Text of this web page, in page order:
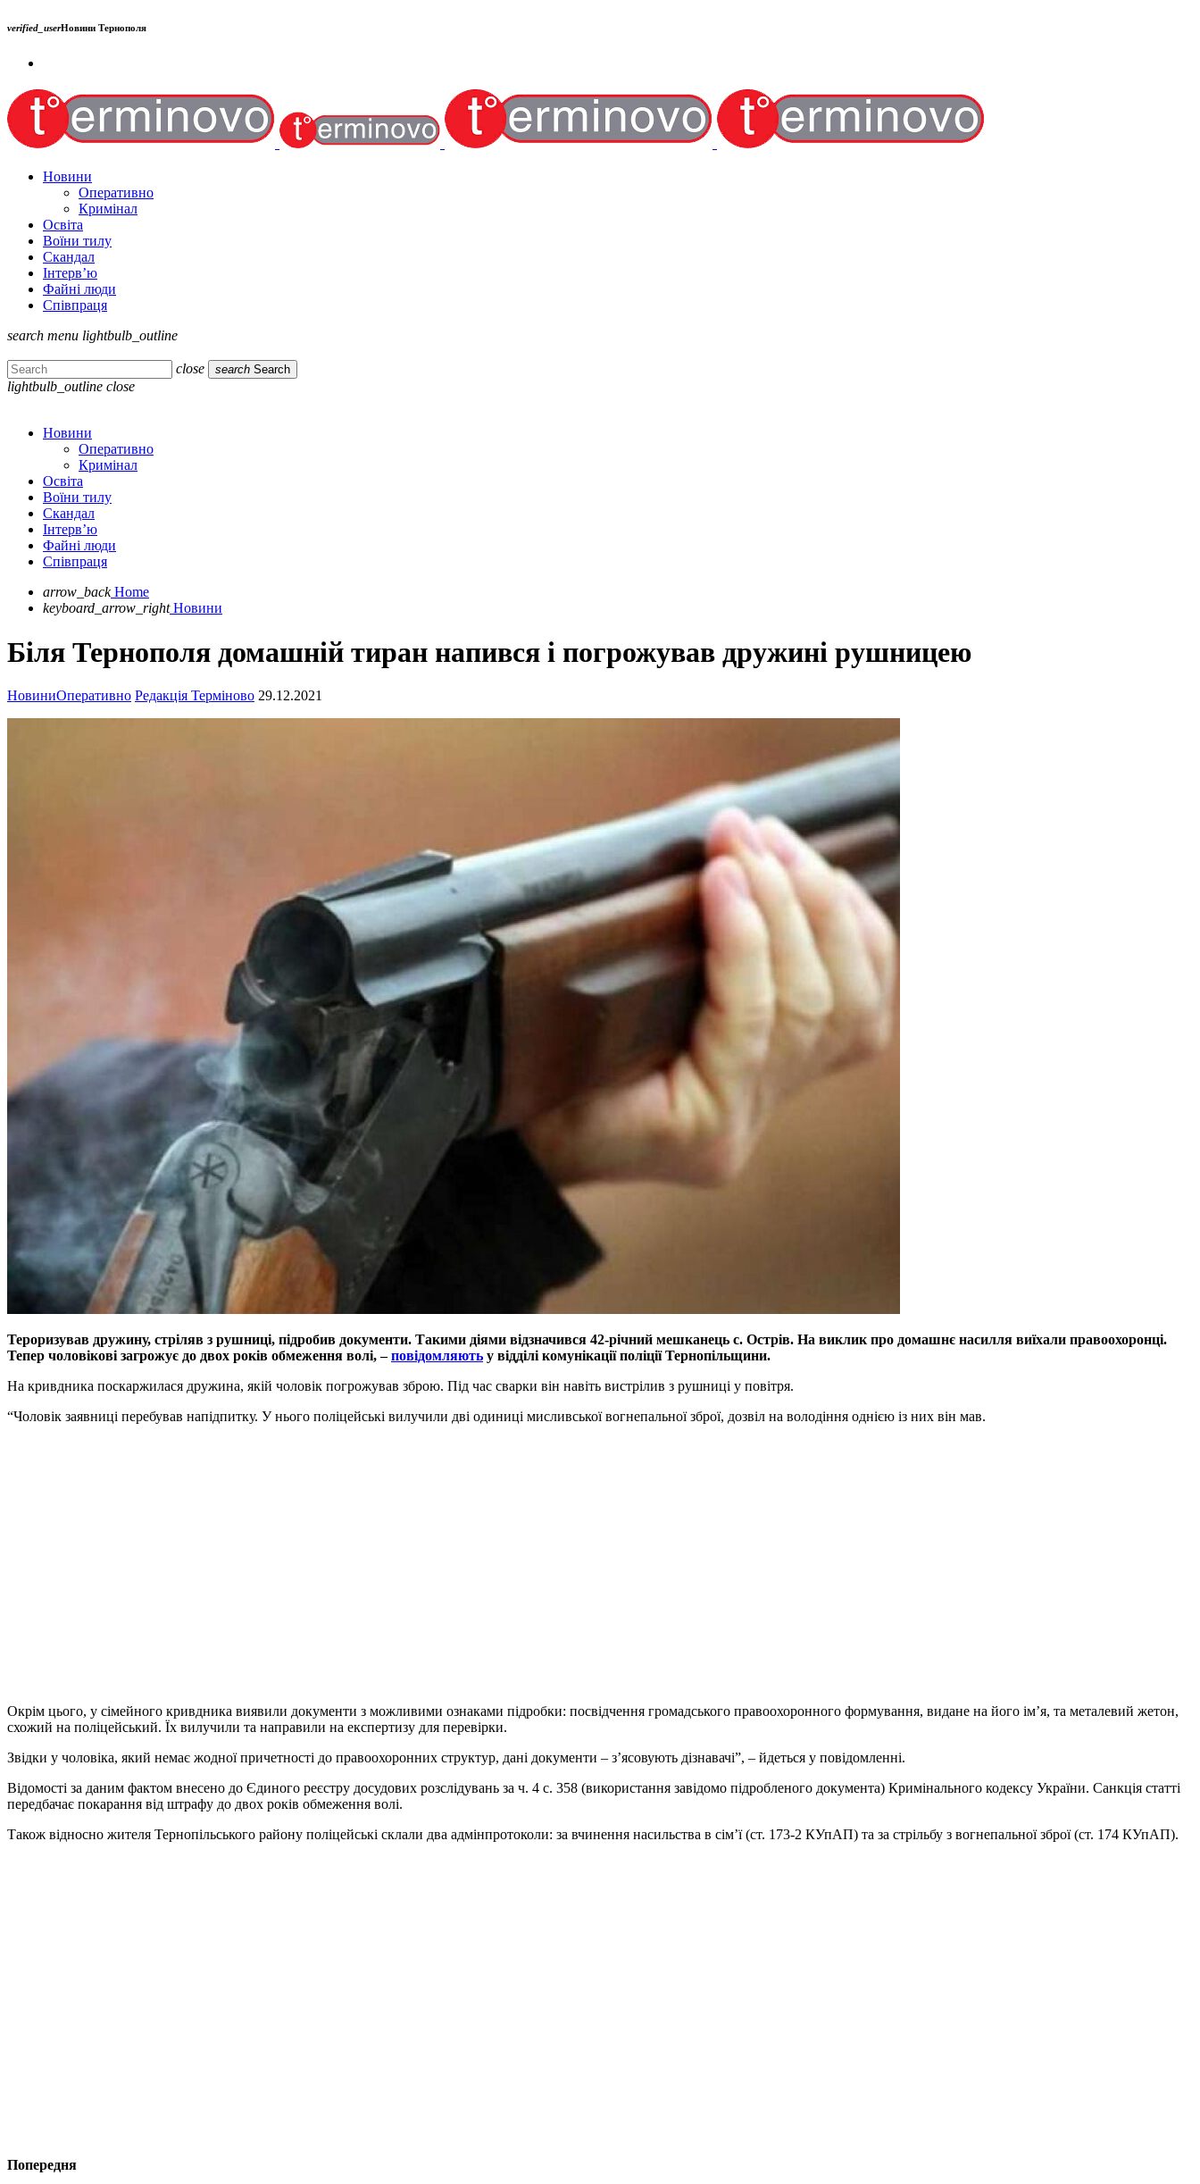
verified_userНовини Тернополя
Новини
Оперативно
Кримінал
Освіта
Воїни тилу
Скандал
Інтерв’ю
Файні люди
Співпраця
search menu lightbulb_outline
close search Search
lightbulb_outline close
Новини
Оперативно
Кримінал
Освіта
Воїни тилу
Скандал
Інтерв’ю
Файні люди
Співпраця
arrow_back Home
keyboard_arrow_right Новини
Біля Тернополя домашній тиран напився і погрожував дружині рушницею
НовиниОперативно Редакція Терміново 29.12.2021
Тероризував дружину, стріляв з рушниці, підробив документи. Такими діями відзначився 42-річний мешканець с. Острів. На виклик про домашнє насилля виїхали правоохоронці.
Тепер чоловікові загрожує до двох років обмеження волі, –повідомляють у відділі комунікації поліції Тернопільщини.
На кривдника поскаржилася дружина, якій чоловік погрожував зброю. Під час сварки він навіть вистрілив з рушниці у повітря.
“Чоловік заявниці перебував напідпитку. У нього поліцейські вилучили дві одиниці мисливської вогнепальної зброї, дозвіл на володіння однією із них він мав.
Окрім цього, у сімейного кривдника виявили документи з можливими ознаками підробки: посвідчення громадського правоохоронного формування, видане на його ім’я, та металевий жетон,
схожий на поліцейський. Їх вилучили та направили на експертизу для перевірки.
Звідки у чоловіка, який немає жодної причетності до правоохоронних структур, дані документи – з’ясовують дізнавачі”, – йдеться у повідомленні.
Відомості за даним фактом внесено до Єдиного реєстру досудових розслідувань за ч. 4 с. 358 (використання завідомо підробленого документа) Кримінального кодексу України. Санкція статті
передбачає покарання від штрафу до двох років обмеження волі.
Також відносно жителя Тернопільського району поліцейські склали два адмінпротоколи: за вчинення насильства в сім’ї (ст. 173-2 КУпАП) та за стрільбу з вогнепальної зброї (ст. 174 КУпАП).
Попередня